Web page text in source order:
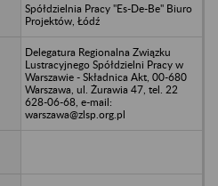
Spółdzielnia Pracy "Es-De-Be" Biuro
Projektów, Łódź
Delegatura Regionalna Związku
Lustracyjnego Spółdzielni Pracy w
Warszawie - Składnica Akt, 00-680
Warszawa, ul. Żurawia 47, tel. 22
628-06-68, e-mail:
warszawa@zlsp.org.pl